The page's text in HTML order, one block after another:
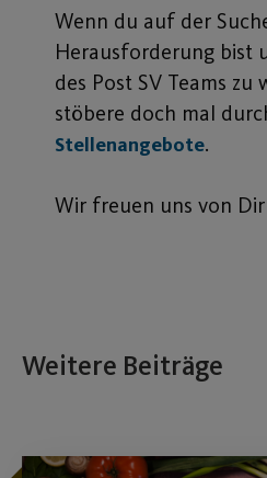
Wenn du auf der
Herausforderung bist
des Post SV Teams zu
stöbere doch mal
Stellenangebote.
Wir freuen uns von
Weitere Beiträge